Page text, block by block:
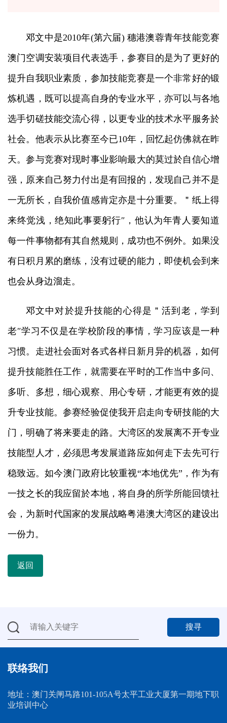
邓文中是2010年(第六届) 穗港澳蓉青年技能竞赛
澳门空调安装项目代表选手，参赛目的是为了更好的
提升自我职业素质，参加技能竞赛是一个非常好的锻
炼机遇，既可以提高自身的专业水平，亦可以与各地
选手切磋技能交流心得，以更专业的技术水平服务於
社会。他表示从比赛至今已10年，回忆起仿佛就在昨
天。参与竞赛对现时事业影响最大的莫过於自信心增
强，原来自己努力付出是有回报的，发现自己并不是
一无所长，自我价值感肯定亦是十分重要。＂纸上得
来终觉浅，绝知此事要躬行″，他认为年青人要知道
每一件事物都有其自然规则，成功也不例外。如果没
有日积月累的磨练，没有过硬的能力，即使机会到来
也会从身边溜走。
邓文中对於提升技能的心得是＂活到老，学到
老″学习不仅是在学校阶段的事情，学习应该是一种
习惯。走进社会面对各式各样日新月异的机器，如何
提升技能胜任工作，就需要在平时的工作当中多问、
多听、多想，细心观察、用心专研，才能更有效的提
升专业技能。参赛经验促使我开启走向专研技能的大
门，明确了将来要走的路。大湾区的发展离不开专业
技能型人才，必须思考发展道路应如何走下去先可行
稳致远。如今澳门政府比较重视“本地优先”，作为有
一技之长的我应留於本地，将自身的所学所能回馈社
会，为新时代国家的发展战略粤港澳大湾区的建设出
一份力。
返回
搜寻
联络我们
地址：澳门关闸马路101-105A号太平工业大厦第一期地下职
业培训中心